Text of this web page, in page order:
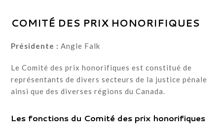
COMITÉ DES PRIX HONORIFIQUES
Présidente : Angle Falk
Le Comité des prix honorifiques est constitué de
représentants de divers secteurs de la justice pénale
ainsi que des diverses régions du Canada.
Les fonctions du Comité des prix honorifiques